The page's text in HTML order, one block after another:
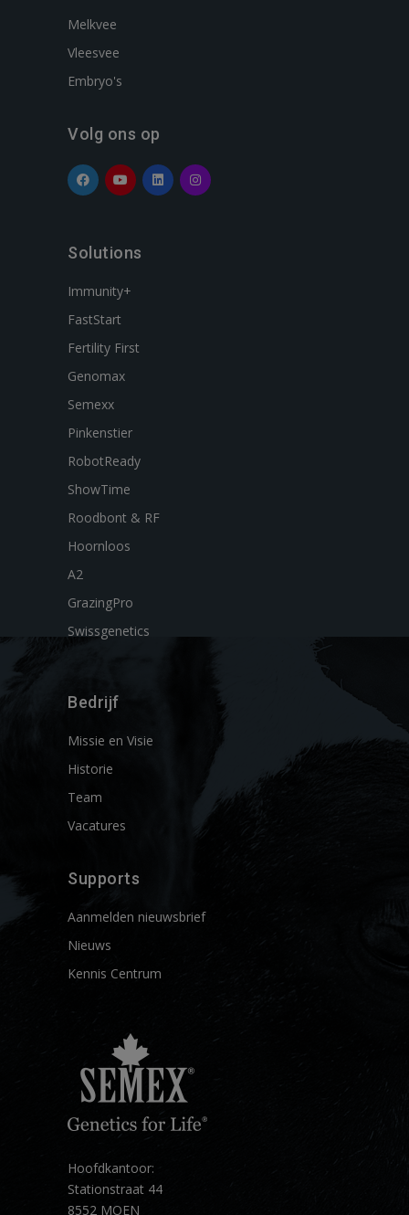
Melkvee
Vleesvee
Embryo's
Volg ons op
Solutions
Immunity+
FastStart
Fertility First
Genomax
Semexx
Pinkenstier
RobotReady
ShowTime
Roodbont & RF
Hoornloos
A2
GrazingPro
Swissgenetics
Bedrijf
Missie en Visie
Historie
Team
Vacatures
Supports
Aanmelden nieuwsbrief
Nieuws
Kennis Centrum
Hoofdkantoor:
Stationstraat 44
8552 MOEN